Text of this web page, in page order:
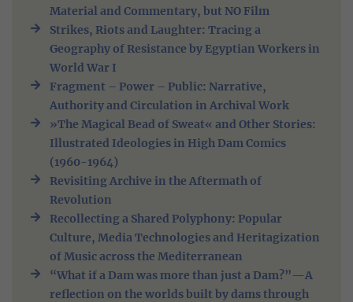
Material and Commentary, but NO Film
Strikes, Riots and Laughter: Tracing a
Geography of Resistance by Egyptian Workers in
World War I
Fragment – Power – Public: Narrative,
Authority and Circulation in Archival Work
»The Magical Bead of Sweat« and Other Stories:
Illustrated Ideologies in High Dam Comics
(1960-1964)
Revisiting Archive in the Aftermath of
Revolution
Recollecting a Shared Polyphony: Popular
Culture, Media Technologies and Heritagization
of Music across the Mediterranean
“What if a Dam was more than just a Dam?”—A
reflection on the worlds built by dams through